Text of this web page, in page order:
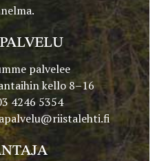
palvelee
kello 8–16
4246 5354